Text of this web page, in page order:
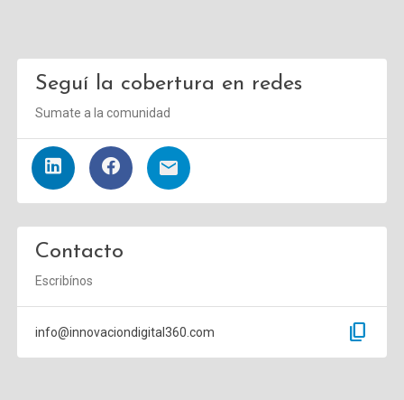
Seguí la cobertura en redes
Sumate a la comunidad
Contacto
Escribínos
info@innovaciondigital360.com content_copy